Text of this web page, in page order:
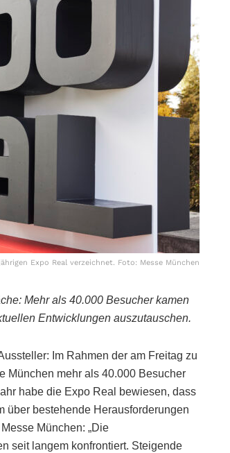
Expo Real verzeichnet. Foto: Messe München
Mehr als 40.000 Besucher kamen
Entwicklungen auszutauschen.
Im Rahmen der am Freitag zu
München mehr als 40.000 Besucher
habe die Expo Real bewiesen, dass
über bestehende Herausforderungen
München: „Die
seit langem konfrontiert. Steigende